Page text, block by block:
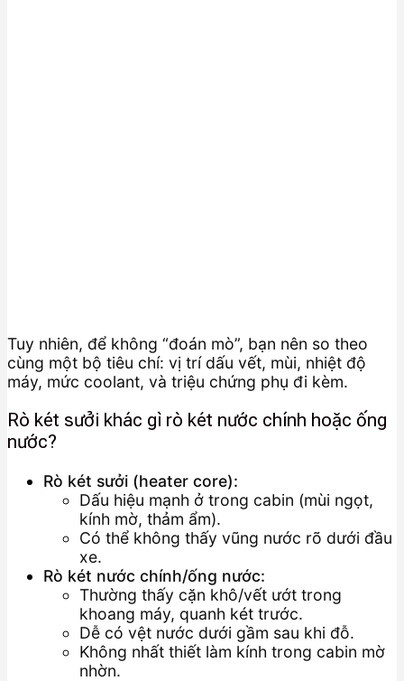
Tuy nhiên, để không “đoán mò”, bạn nên so theo
cùng một bộ tiêu chí: vị trí dấu vết, mùi, nhiệt độ
máy, mức coolant, và triệu chứng phụ đi kèm.
Rò két sưởi khác gì rò két nước chính hoặc ống
nước?
Rò két sưởi (heater core):
Dấu hiệu mạnh ở trong cabin (mùi ngọt,
kính mờ, thảm ẩm).
Có thể không thấy vũng nước rõ dưới đầu
xe.
Rò két nước chính/ống nước:
Thường thấy cặn khô/vết ướt trong
khoang máy, quanh két trước.
Dễ có vệt nước dưới gầm sau khi đỗ.
Không nhất thiết làm kính trong cabin mờ
nhờn.